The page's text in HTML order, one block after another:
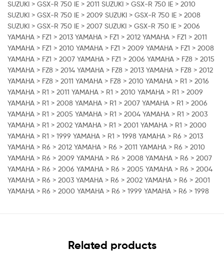
SUZUKI > GSX-R 750 IE > 2011 SUZUKI > GSX-R 750 IE > 2010
SUZUKI > GSX-R 750 IE > 2009 SUZUKI > GSX-R 750 IE > 2008
SUZUKI > GSX-R 750 IE > 2007 SUZUKI > GSX-R 750 IE > 2006
YAMAHA > FZ1 > 2013 YAMAHA > FZ1 > 2012 YAMAHA > FZ1 > 2011
YAMAHA > FZ1 > 2010 YAMAHA > FZ1 > 2009 YAMAHA > FZ1 > 2008
YAMAHA > FZ1 > 2007 YAMAHA > FZ1 > 2006 YAMAHA > FZ8 > 2015
YAMAHA > FZ8 > 2014 YAMAHA > FZ8 > 2013 YAMAHA > FZ8 > 2012
YAMAHA > FZ8 > 2011 YAMAHA > FZ8 > 2010 YAMAHA > R1 > 2016
YAMAHA > R1 > 2011 YAMAHA > R1 > 2010 YAMAHA > R1 > 2009
YAMAHA > R1 > 2008 YAMAHA > R1 > 2007 YAMAHA > R1 > 2006
YAMAHA > R1 > 2005 YAMAHA > R1 > 2004 YAMAHA > R1 > 2003
YAMAHA > R1 > 2002 YAMAHA > R1 > 2001 YAMAHA > R1 > 2000
YAMAHA > R1 > 1999 YAMAHA > R1 > 1998 YAMAHA > R6 > 2013
YAMAHA > R6 > 2012 YAMAHA > R6 > 2011 YAMAHA > R6 > 2010
YAMAHA > R6 > 2009 YAMAHA > R6 > 2008 YAMAHA > R6 > 2007
YAMAHA > R6 > 2006 YAMAHA > R6 > 2005 YAMAHA > R6 > 2004
YAMAHA > R6 > 2003 YAMAHA > R6 > 2002 YAMAHA > R6 > 2001
YAMAHA > R6 > 2000 YAMAHA > R6 > 1999 YAMAHA > R6 > 1998
Related products